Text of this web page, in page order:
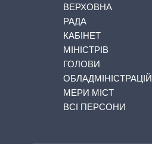
ВЕРХОВНА
РАДА
КАБІНЕТ
МІНІСТРІВ
ГОЛОВИ
ОБЛАДМІНІСТРАЦІЙ
МЕРИ МІСТ
ВСІ ПЕРСОНИ